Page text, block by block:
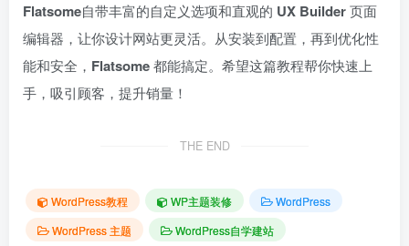
Flatsome自带丰富的自定义选项和直观的 UX Builder页面
编辑器，让你设计网站更灵活。从安装到配置，再到优化性
能和安全， Flatsome都能搞定。希望这篇教程帮你快速上
手，吸引顾客，提升销量！
THE END
WordPress教程 WP主题装修
WordPress
WordPress 主题
WordPress自学建站